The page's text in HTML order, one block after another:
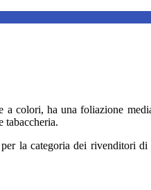
colori, ha una foliazione
tabaccheria.
la categoria dei rivenditori